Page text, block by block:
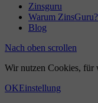
Zinsguru
Warum
Blog
Nach oben scrollen
Wir nutzen Cookies, für
OKEinstellung